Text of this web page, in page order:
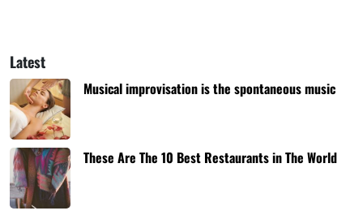
Latest
Musical improvisation is the spontaneous music
These Are The 10 Best Restaurants in The World